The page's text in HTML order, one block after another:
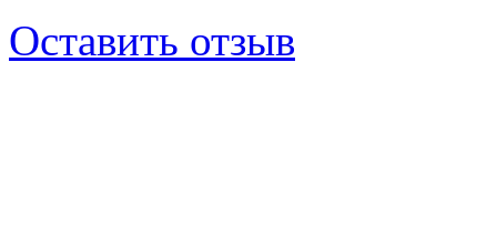
Оставить отзыв